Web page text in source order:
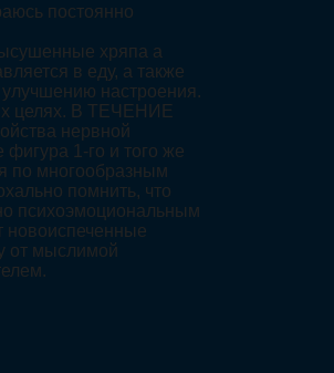
постоянно
хряпа а
в еду, а также
настроения.
целях. В ТЕЧЕНИЕ
нервной
1-го и того же
по многообразным
помнить, что
психоэмоциональным
новоиспеченные
от мыслимой